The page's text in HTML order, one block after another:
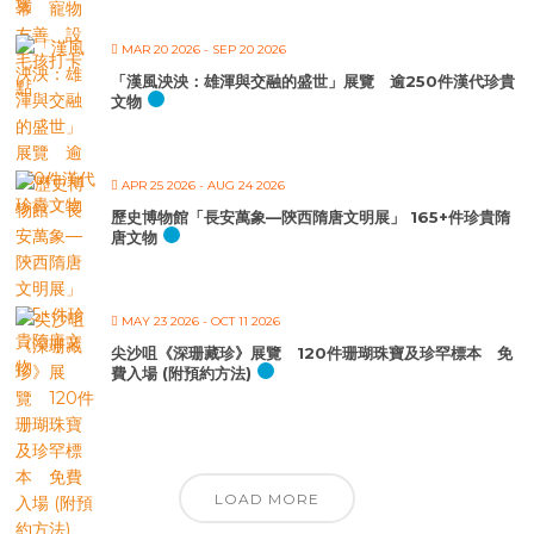
MAR 20 2026 - SEP 20 2026
「漢風泱泱：雄渾與交融的盛世」展覽 逾250件漢代珍貴
文物
APR 25 2026 - AUG 24 2026
歷史博物館「長安萬象—陝西隋唐文明展」 165+件珍貴隋
唐文物
MAY 23 2026 - OCT 11 2026
尖沙咀《深珊藏珍》展覽 120件珊瑚珠寶及珍罕標本 免
費入場 (附預約方法)
LOAD MORE